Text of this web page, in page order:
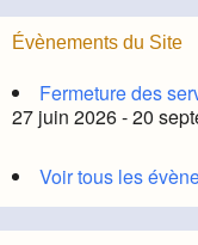
Évènements du Site
Fermeture des
27 juin 2026 - 20
Voir tous les